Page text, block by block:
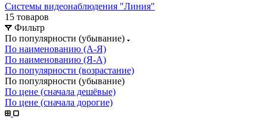
Системы видеонаблюдения "Линия"
15 товаров
Фильтр
По популярности (убывание)
По наименованию (А-Я)
По наименованию (Я-А)
По популярности (возрастание)
По популярности (убывание)
По цене (сначала дешёвые)
По цене (сначала дорогие)